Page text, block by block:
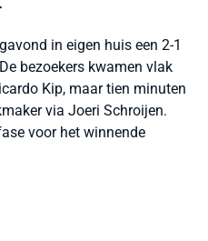
in eigen huis een 2-1
bezoekers kwamen vlak
Kip, maar tien minuten
via Joeri Schroijen.
voor het winnende